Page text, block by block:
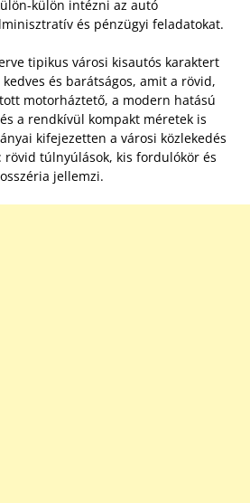
külön intézni az autó
és pénzügyi feladatokat.
tipikus városi kisautós karaktert
és barátságos, amit a rövid,
motorháztető, a modern hatású
a rendkívül kompakt méretek is
kifejezetten a városi közlekedés
rövid túlnyúlások, kis fordulókör és
jellemzi.